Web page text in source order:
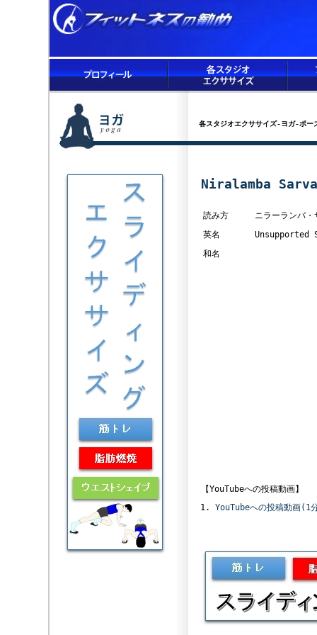
各スタジオエクササイズ-ヨガ-ポー
Niralamba
読み方
ニラーランバ
英名
Unsupported
和名
【YouTubeへの投稿動画】
YouTubeへの投稿動画(1